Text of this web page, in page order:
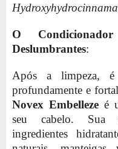
O
Deslumbrantes:
Após a limpeza,
profundamente e
Novex Embelleze é
seu cabelo. Sua
ingredientes